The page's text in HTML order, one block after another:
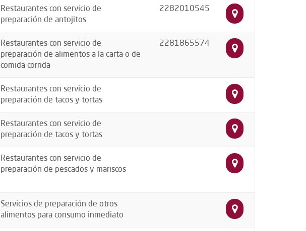
Restaurantes con servicio de
preparación de antojitos
2282010545
Restaurantes con servicio de
preparación de alimentos a la carta o de
comida corrida
2281865574
Restaurantes con servicio de
preparación de tacos y tortas
Restaurantes con servicio de
preparación de tacos y tortas
Restaurantes con servicio de
preparación de pescados y mariscos
Servicios de preparación de otros
alimentos para consumo inmediato